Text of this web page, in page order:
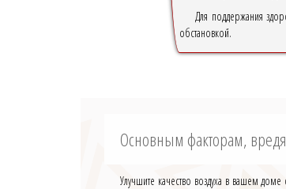
Для поддержания
обстановкой.
Основным факторам,
Улучшите качество воздуха в вашем